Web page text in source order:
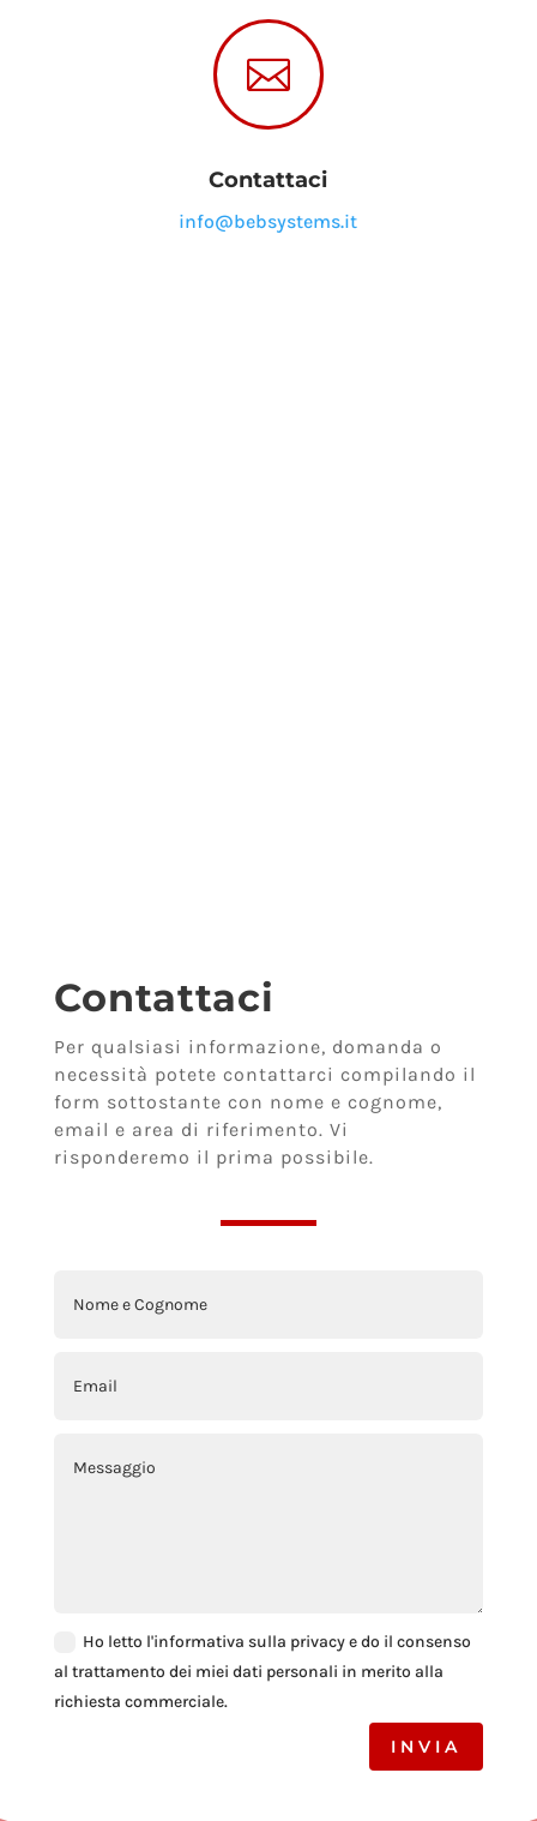

Contattaci
info@bebsystems.it
Contattaci
Per qualsiasi informazione, domanda o
necessità potete contattarci compilando il
form sottostante con nome e cognome,
email e area di riferimento. Vi
risponderemo il prima possibile.
Ho letto l'informativa sulla privacy e do il consenso
al trattamento dei miei dati personali in merito alla
richiesta commerciale.
INVIA